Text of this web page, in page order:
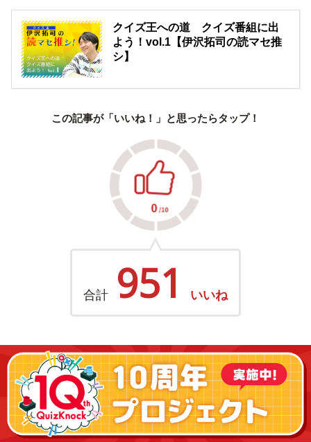
クイズ王への道 クイズ番組に出
よう！vol.1【伊沢拓司の読マセ推
シ】
この記事が「いいね！」と思ったらタップ！
合計 951 いいね